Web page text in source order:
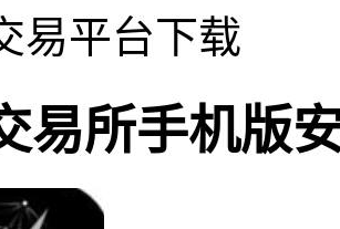
易平台下载
易所手机版